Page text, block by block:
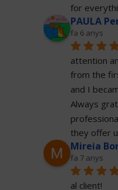
for
PAULA
fa 6 anys
attention
from the
and I
Always
they offer
Mireia
fa 7 anys
al client!